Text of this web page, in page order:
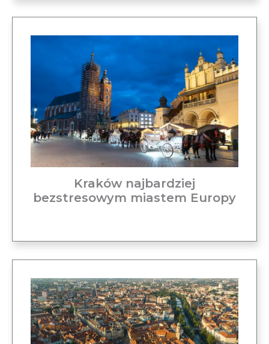
Kraków najbardziej
bezstresowym miastem Europy